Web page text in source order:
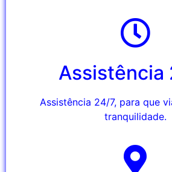
Assistência
Assistência 24/7, para que
tranquilidade.